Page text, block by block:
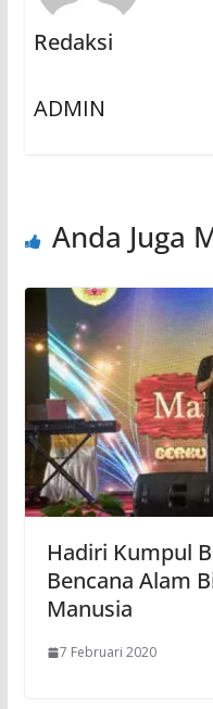
Redaksi
ADMIN
Anda Juga
Hadiri Kumpul
Bencana Alam
Manusia
7 Februari 2020